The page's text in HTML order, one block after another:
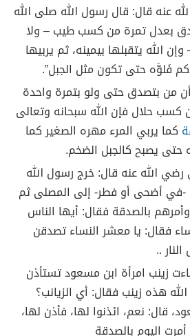
عنه قال: قال رسول الله صلى الله
بعدل تمرة من كسب طيب – ولا
الله يتقبلها بيمينه، ثم يربيها
فَلوَّه حتى تكون مثل الجبل”.
من بتصدق حتى ولو بتمرة واحدة
حلال فإن الله سبحانه وتعالى
كما يربي المرء مهره الصغير كما
يصبح كالجبل الضخم.
الله عنه قال: خرج رسول الله
-في أضحى أو فطر- إلى المصلى ثم
بالصدقة فقال: أيها الناس
فقال: يا معشر النساء تصدقن
..
زينب امرأة ابن مسعود تستأذن
هذه زينب فقال: أي الزيانب؟
قال: نعم، ائذنوا لها، فأذن لها،
اليوم بالصدقة